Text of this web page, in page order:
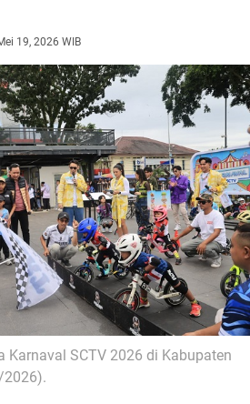
19, 2026 WIB
Karnaval SCTV 2026 di Kabupaten
2026).